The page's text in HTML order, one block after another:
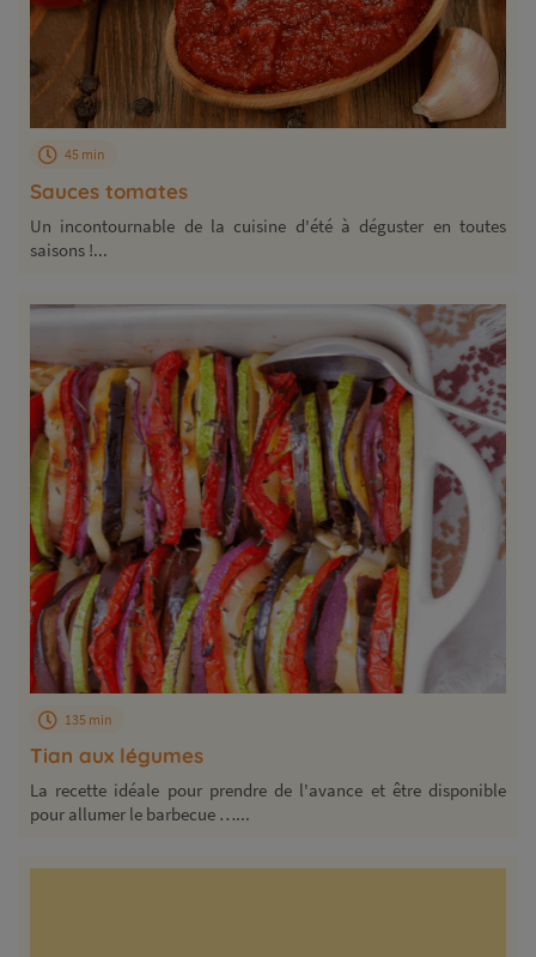
Sauces tomates
45 min
Un incontournable de la cuisine d'été à déguster en toutes
saisons !...
Tian aux légumes
135 min
La recette idéale pour prendre de l'avance et être disponible
pour allumer le barbecue …...